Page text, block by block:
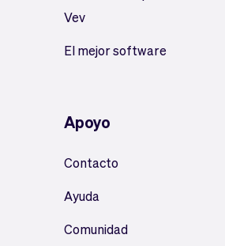
Vev
El mejor software
Apoyo
Contacto
Ayuda
Comunidad